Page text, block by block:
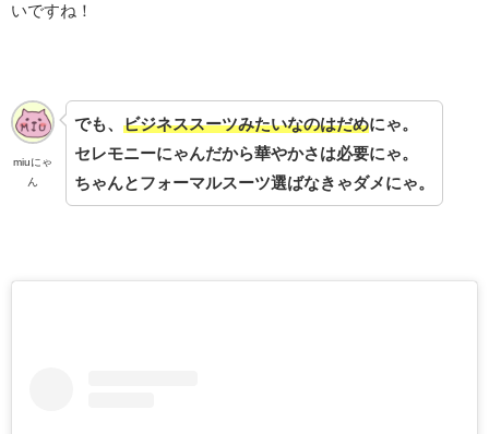
いですね！
miuにゃ
ん
でも、 ビジネススーツみたいなのはだめにゃ。
セレモニーにゃんだから華やかさは必要にゃ。
ちゃんとフォーマルスーツ選ばなきゃダメにゃ。